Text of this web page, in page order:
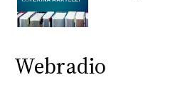
RMC
CONSIGLIA
Webradio